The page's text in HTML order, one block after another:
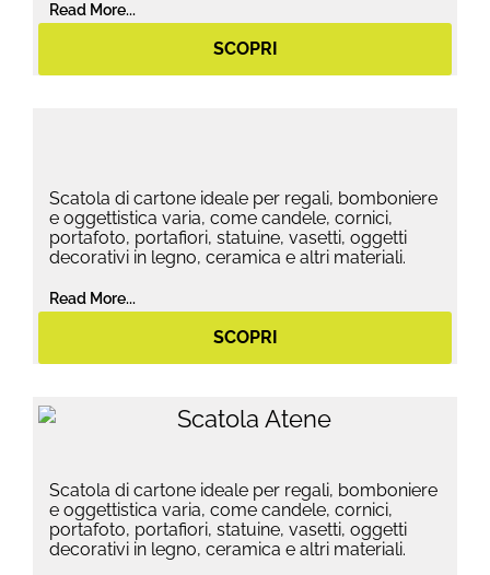
Read More...
SCOPRI
Scatola di cartone ideale per regali, bomboniere
e oggettistica varia, come candele, cornici,
portafoto, portafiori, statuine, vasetti, oggetti
decorativi in legno, ceramica e altri materiali.
Read More...
SCOPRI
Scatola di cartone ideale per regali, bomboniere
e oggettistica varia, come candele, cornici,
portafoto, portafiori, statuine, vasetti, oggetti
decorativi in legno, ceramica e altri materiali.